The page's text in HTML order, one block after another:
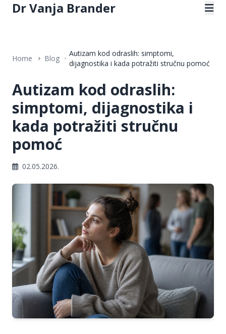
Dr Vanja Brander
Home Blog
Autizam kod odraslih: simptomi,
dijagnostika i kada potražiti stručnu pomoć
Autizam kod odraslih:
simptomi, dijagnostika i
kada potražiti stručnu
pomoć
02.05.2026.